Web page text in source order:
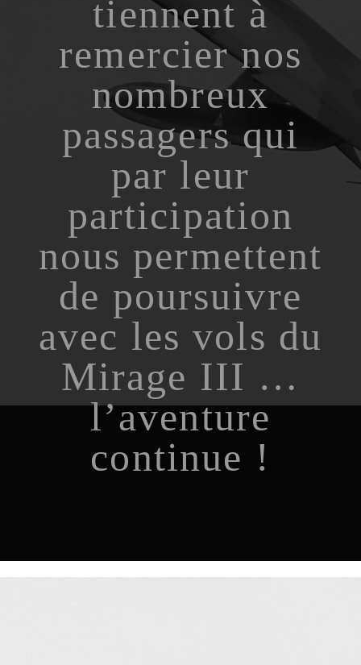
tiennent à
remercier nos
nombreux
passagers qui
par leur
participation
nous permettent
de poursuivre
avec les vols du
Mirage III …
l’aventure
continue !